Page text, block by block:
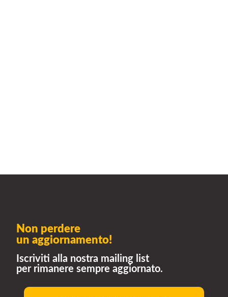
Non perdere
un aggiornamento!
Iscriviti alla nostra mailing list
per rimanere sempre aggiornato.